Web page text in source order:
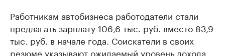
Работникам автобизнеса работодатели стали
предлагать зарплату 106,6 тыс. руб. вместо 83,9
тыс. руб. в начале года. Соискатели в своих
резюме указывают ожидаемый уровень дохода